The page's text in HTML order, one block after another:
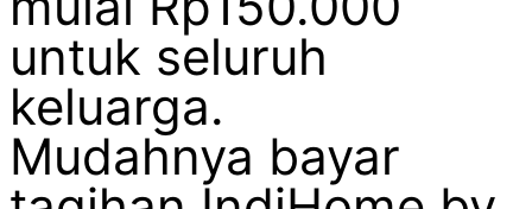
untuk seluruh
keluarga.
Mudahnya bayar